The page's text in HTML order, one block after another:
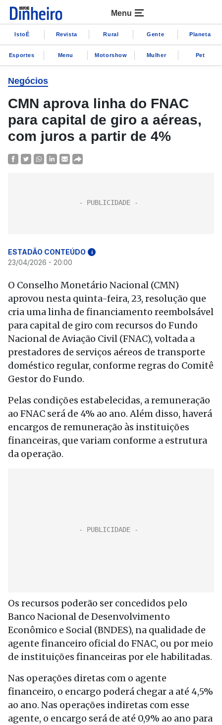
Menu
IstoÉ Revista Rural Gente Planeta
Esportes Menu Motorshow Mulher Pet
Negócios
CMN aprova linha do FNAC
para capital de giro a aéreas,
com juros a partir de 4%
ESTADÃO CONTEÚDO i
23/04/2026 - 20:00
O Conselho Monetário Nacional (CMN)
aprovou nesta quinta-feira, 23, resolução que
cria uma linha de financiamento reembolsável
para capital de giro com recursos do Fundo
Nacional de Aviação Civil (FNAC), voltada a
prestadores de serviços aéreos de transporte
doméstico regular, conforme regras do Comitê
Gestor do Fundo.
Pelas condições estabelecidas, a remuneração
ao FNAC será de 4% ao ano. Além disso, haverá
encargos de remuneração às instituições
financeiras, que variam conforme a estrutura
da operação.
Os recursos poderão ser concedidos pelo
Banco Nacional de Desenvolvimento
Econômico e Social (BNDES), na qualidade de
agente financeiro oficial do FNAC, ou por meio
de instituições financeiras por ele habilitadas.
Nas operações diretas com o agente
financeiro, o encargo poderá chegar a até 4,5%
ao ano. Nas operações indiretas com esse
agente, o encargo será de até 0,9% ao ano para